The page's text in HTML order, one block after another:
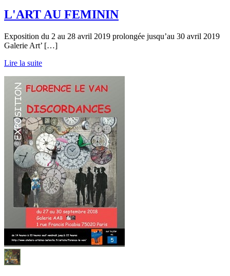
L'ART AU FEMININ
Exposition du 2 au 28 avril 2019 prolongée jusqu’au 30 avril 2019
Galerie Art’ […]
Lire la suite